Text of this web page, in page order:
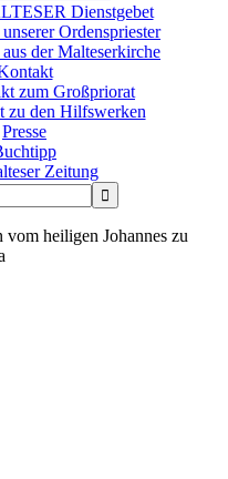
Dienstgebet
Ordenspriester
der Malteserkirche
zum Großpriorat
zu den Hilfswerken
Presse
Zeitung
heiligen Johannes zu